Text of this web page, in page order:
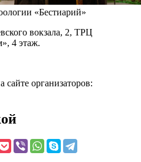
«Бестиарий»
вокзала, 2, ТРЦ
4 этаж.
организаторов: